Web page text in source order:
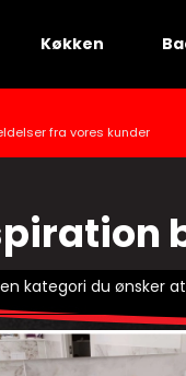
Køkken
fra vores kunder
kategori du ønsker